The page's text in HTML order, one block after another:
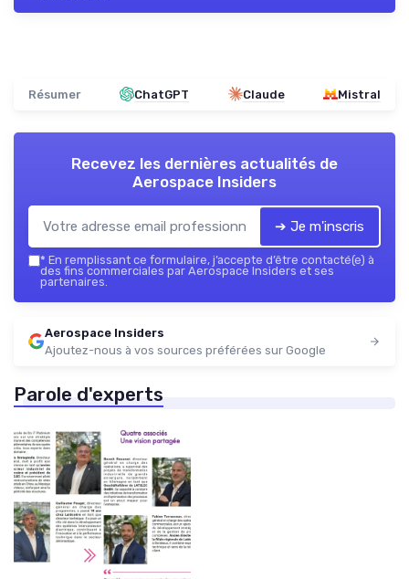
Résumer ChatGPT Claude Mistral
Recevez les dernières actualités de
Aerospace Insiders
➔ Je m'inscris
* En remplissant ce formulaire, j’accepte d’être contacté(e) à
des fins commerciales par Aerospace Insiders et ses
partenaires.
Aerospace Insiders
Ajoutez-nous à vos sources préférées sur Google
Parole d'experts